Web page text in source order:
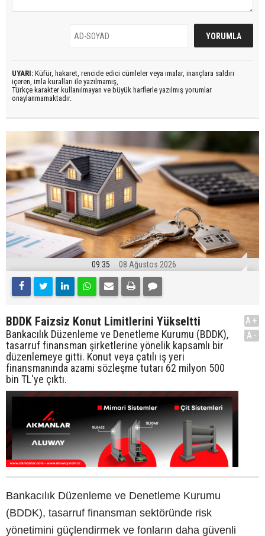
UYARI: Küfür, hakaret, rencide edici cümleler veya imalar, inançlara saldırı
içeren, imla kuralları ile yazılmamış,
Türkçe karakter kullanılmayan ve büyük harflerle yazılmış yorumlar
onaylanmamaktadır.
09:35 08 Ağustos 2026
BDDK Faizsiz Konut Limitlerini Yükseltti
Bankacılık Düzenleme ve Denetleme Kurumu (BDDK),
tasarruf finansman şirketlerine yönelik kapsamlı bir
düzenlemeye gitti. Konut veya çatılı iş yeri
finansmanında azami sözleşme tutarı 62 milyon 500
bin TL'ye çıktı.
A+
A-
Bankacılık Düzenleme ve Denetleme Kurumu
(BDDK), tasarruf finansman sektöründe risk
yönetimini güçlendirmek ve fonların daha güvenli